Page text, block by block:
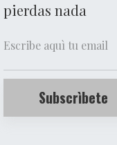
pierdas nada